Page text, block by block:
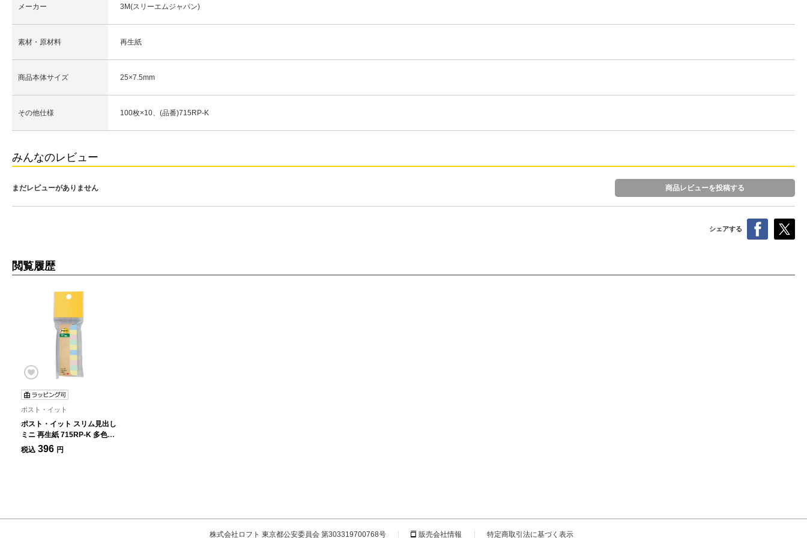
メーカー 3M(スリーエムジャパン)
素材・原材料 再生紙
商品本体サイズ 25×7.5mm
その他仕様 100枚×10、(品番)715RP-K
みんなのレビュー
まだレビューがありません 商品レビューを投稿する
シェアする
閲覧履歴
ポスト・イット
ポスト・イット スリム見出し
ミニ 再生紙 715RP-K 多色ア
ソート
税込 396 円
株式会社ロフト 東京都公安委員会 第303319700768号 販売会社情報 特定商取引法に基づく表示